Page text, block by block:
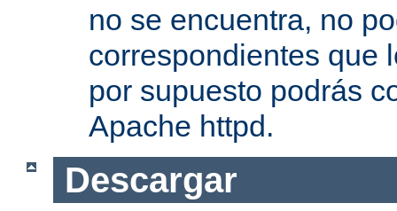
no se encuentra, no
correspondientes que
por supuesto podrás
Apache httpd.
Descargar